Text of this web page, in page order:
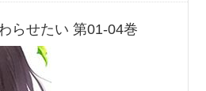
らせたい 第01-04巻